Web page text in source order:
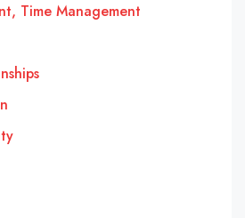
Time Management